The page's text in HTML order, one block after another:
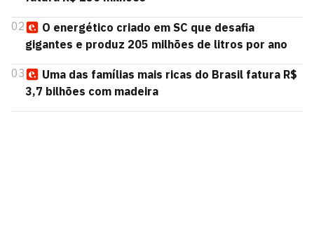
02
O energético criado em SC que desafia
gigantes e produz 205 milhões de litros por ano
03
Uma das famílias mais ricas do Brasil fatura R$
3,7 bilhões com madeira